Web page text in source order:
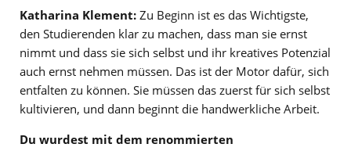
Katharina Klement: Zu Beginn ist es das Wichtigste,
den Studierenden klar zu machen, dass man sie ernst
nimmt und dass sie sich selbst und ihr kreatives Potenzial
auch ernst nehmen müssen. Das ist der Motor dafür, sich
entfalten zu können. Sie müssen das zuerst für sich selbst
kultivieren, und dann beginnt die handwerkliche Arbeit.
Du wurdest mit dem renommierten